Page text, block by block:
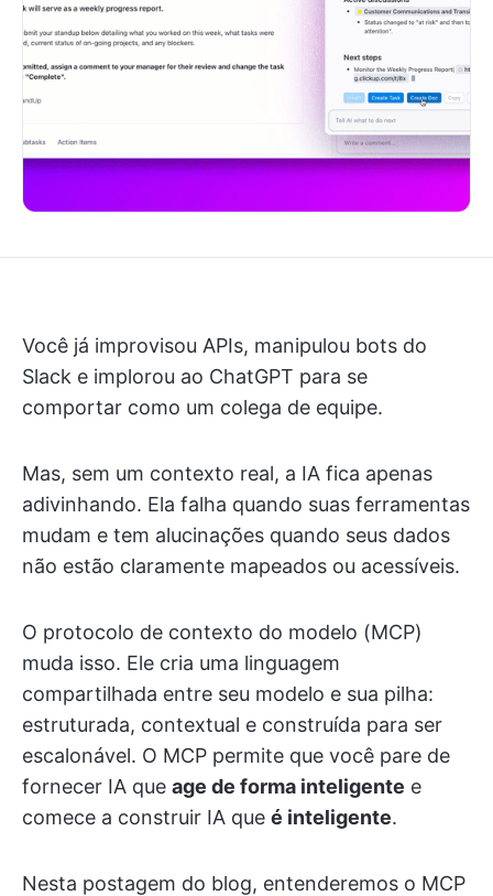
Você já improvisou APIs, manipulou bots do
Slack e implorou ao ChatGPT para se
comportar como um colega de equipe.
Mas, sem um contexto real, a IA fica apenas
adivinhando. Ela falha quando suas ferramentas
mudam e tem alucinações quando seus dados
não estão claramente mapeados ou acessíveis.
O protocolo de contexto do modelo (MCP)
muda isso. Ele cria uma linguagem
compartilhada entre seu modelo e sua pilha:
estruturada, contextual e construída para ser
escalonável. O MCP permite que você pare de
fornecer IA que age de forma inteligente e
comece a construir IA que é inteligente.
Nesta postagem do blog, entenderemos o MCP